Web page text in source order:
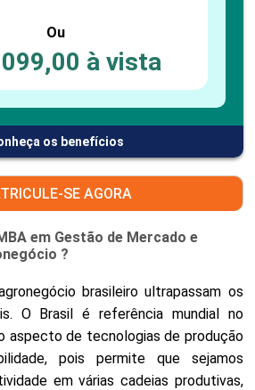
Ou
à vista
os benefícios
SE AGORA
em Gestão de Mercado e
?
brasileiro ultrapassam os
O Brasil é referência mundial no
aspecto de tecnologias de produção
pois permite que sejamos
em várias cadeias produtivas,